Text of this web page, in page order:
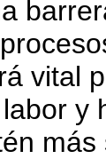
vital
y
más